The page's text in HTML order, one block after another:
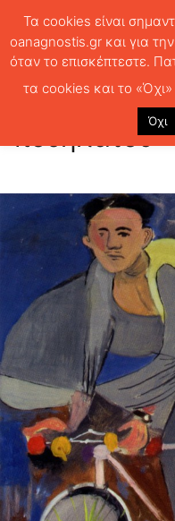
Ανάπτυξι
ποδηλάτου
Τα cookies είναι
oanagnostis.gr και για
όταν το επισκέπτεστε.
τα cookies και το
Όχι